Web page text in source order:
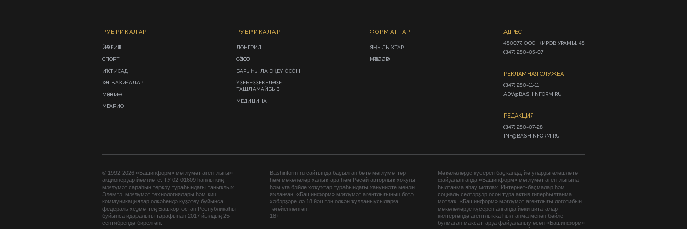
РУБРИКАЛАР
ЙӘМҒИӘТ
СПОРТ
ИҠТИСАД
ХӘЛ-ВАҠИҒАЛАР
МӘҘӘНИӘТ
МӘҒАРИФ
РУБРИКАЛАР
ЛОНГРИД
СӘЙӘСӘТ
БАРЫҺЫ ЛА ЕҢЕҮ ӨСӨН
ҮҘЕБЕҘҘЕКЕЛӘРҘЕ
ТАШЛАМАЙБЫҘ
МЕДИЦИНА
ФОРМАТТАР
ЯҢЫЛЫҠТАР
МӘҠӘЛӘЛӘР
АДРЕС
450077, ӨФӨ, КИРОВ УРАМЫ, 45
(347) 250-05-07
РЕКЛАМНАЯ СЛУЖБА
(347) 250-11-11
ADV@BASHINFORM.RU
РЕДАКЦИЯ
(347) 250-07-28
INF@BASHINFORM.RU
© 1992-2026 «Башинформ» мәғлүмәт агентлығы»
акционерҙар йәмғиәте. ТУ 02-01609 һанлы киң
мәғлүмәт сараһын теркәү тураһындағы таныҡлыҡ
Элемтә, мәғлүмәт технологиялары һәм киң
коммуникациялар өлкәһендә күҙәтеү буйынса
федераль хеҙмәттең Башҡортостан Республикаһы
буйынса идаралығы тарафынан 2017 йылдың 25
сентябрендә бирелгән.
Bashinform.ru сайтында баҫылған бөтә мәғлүмәттәр
һәм мәҡәләләр халыҡ-ара һәм Рәсәй авторлыҡ хоҡуғы
һәм уға бәйле хоҡуҡтар тураһындағы ҡануниәте менән
яҡланған. «Башинформ» мәғлүмәт агентлығының бөтә
хәбәрҙәре лә 18 йәштән өлкән ҡулланыусыларға
тәғәйенләнгән.
18+
Мәҡәләләрҙе күсереп баҫҡанда, йә уларҙы өлөшләтә
файҙаланғанда «Башинформ» мәғлүмәт агентлығына
һылтанма яһау мотлаҡ. Интернет-баҫмалар һәм
социаль селтәрҙәр өсөн тура актив гиперһылтанма
мотлаҡ. «Башинформ» мәғлүмәт агентлығы логотибын
мәҡәләләрҙе күсереп алғанда йәки цитаталар
килтергәндә агентлыҡҡа һылтанма менән бәйле
булмаған маҡсаттарҙа файҙаланыу өсөн «Башинформ»